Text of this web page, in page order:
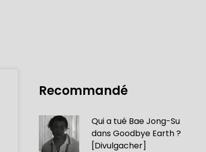
Recommandé
Qui a tué Bae Jong-Su
dans Goodbye Earth ?
[Divulgacher]